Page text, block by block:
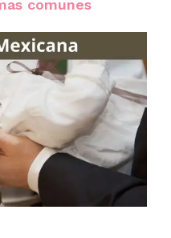
comunes